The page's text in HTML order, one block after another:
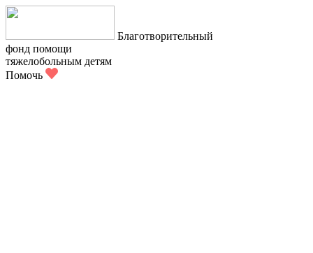
Благотворительный
фонд помощи
тяжелобольным детям
Помочь